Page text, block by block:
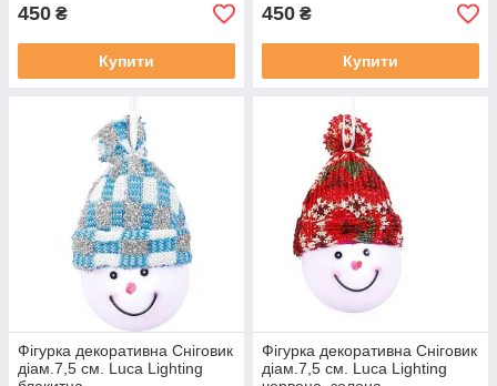
450 ₴
Купити
450 ₴
Купити
Фігурка декоративна Сніговик
діам.7,5 см. Luca Lighting
Фігурка декоративна Сніговик
діам.7,5 см. Luca Lighting